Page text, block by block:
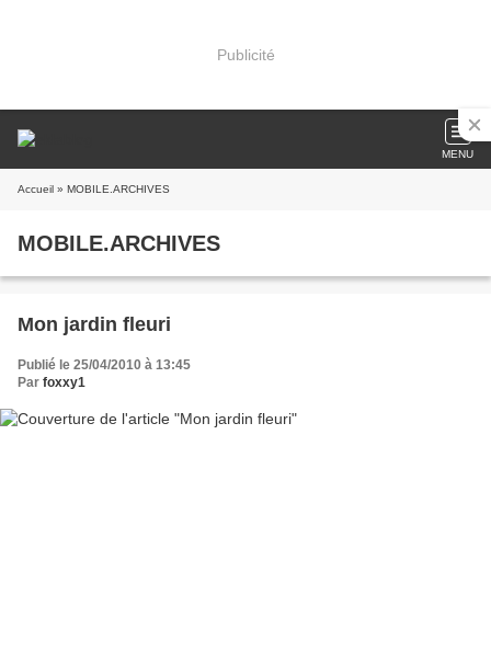
Publicité
MENU
Accueil » MOBILE.ARCHIVES
MOBILE.ARCHIVES
Mon jardin fleuri
Publié le 25/04/2010 à 13:45
Par foxxy1